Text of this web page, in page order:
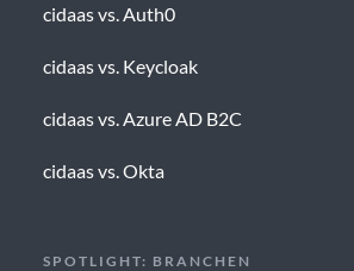
cidaas vs. Auth0
cidaas vs. Keycloak
cidaas vs. Azure AD B2C
cidaas vs. Okta
SPOTLIGHT: BRANCHEN